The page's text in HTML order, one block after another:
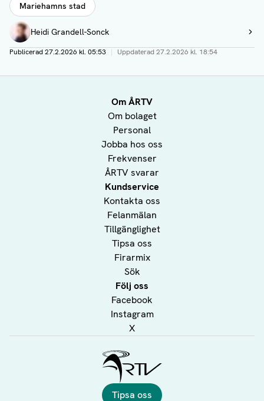
Mariehamns stad
Författare
Heidi Grandell-Sonck
Visa profil
Publicerad27.2.2026 kl. 05:53 | Uppdaterad27.2.2026 kl. 18:54
Om ÅRTV
Om bolaget
Personal
Jobba hos oss
Frekvenser
ÅRTV svarar
Kundservice
Kontakta oss
Felanmälan
Tillgänglighet
Tipsa oss
Firarmix
Sök
Följ oss
Facebook
Instagram
X
Tipsa oss